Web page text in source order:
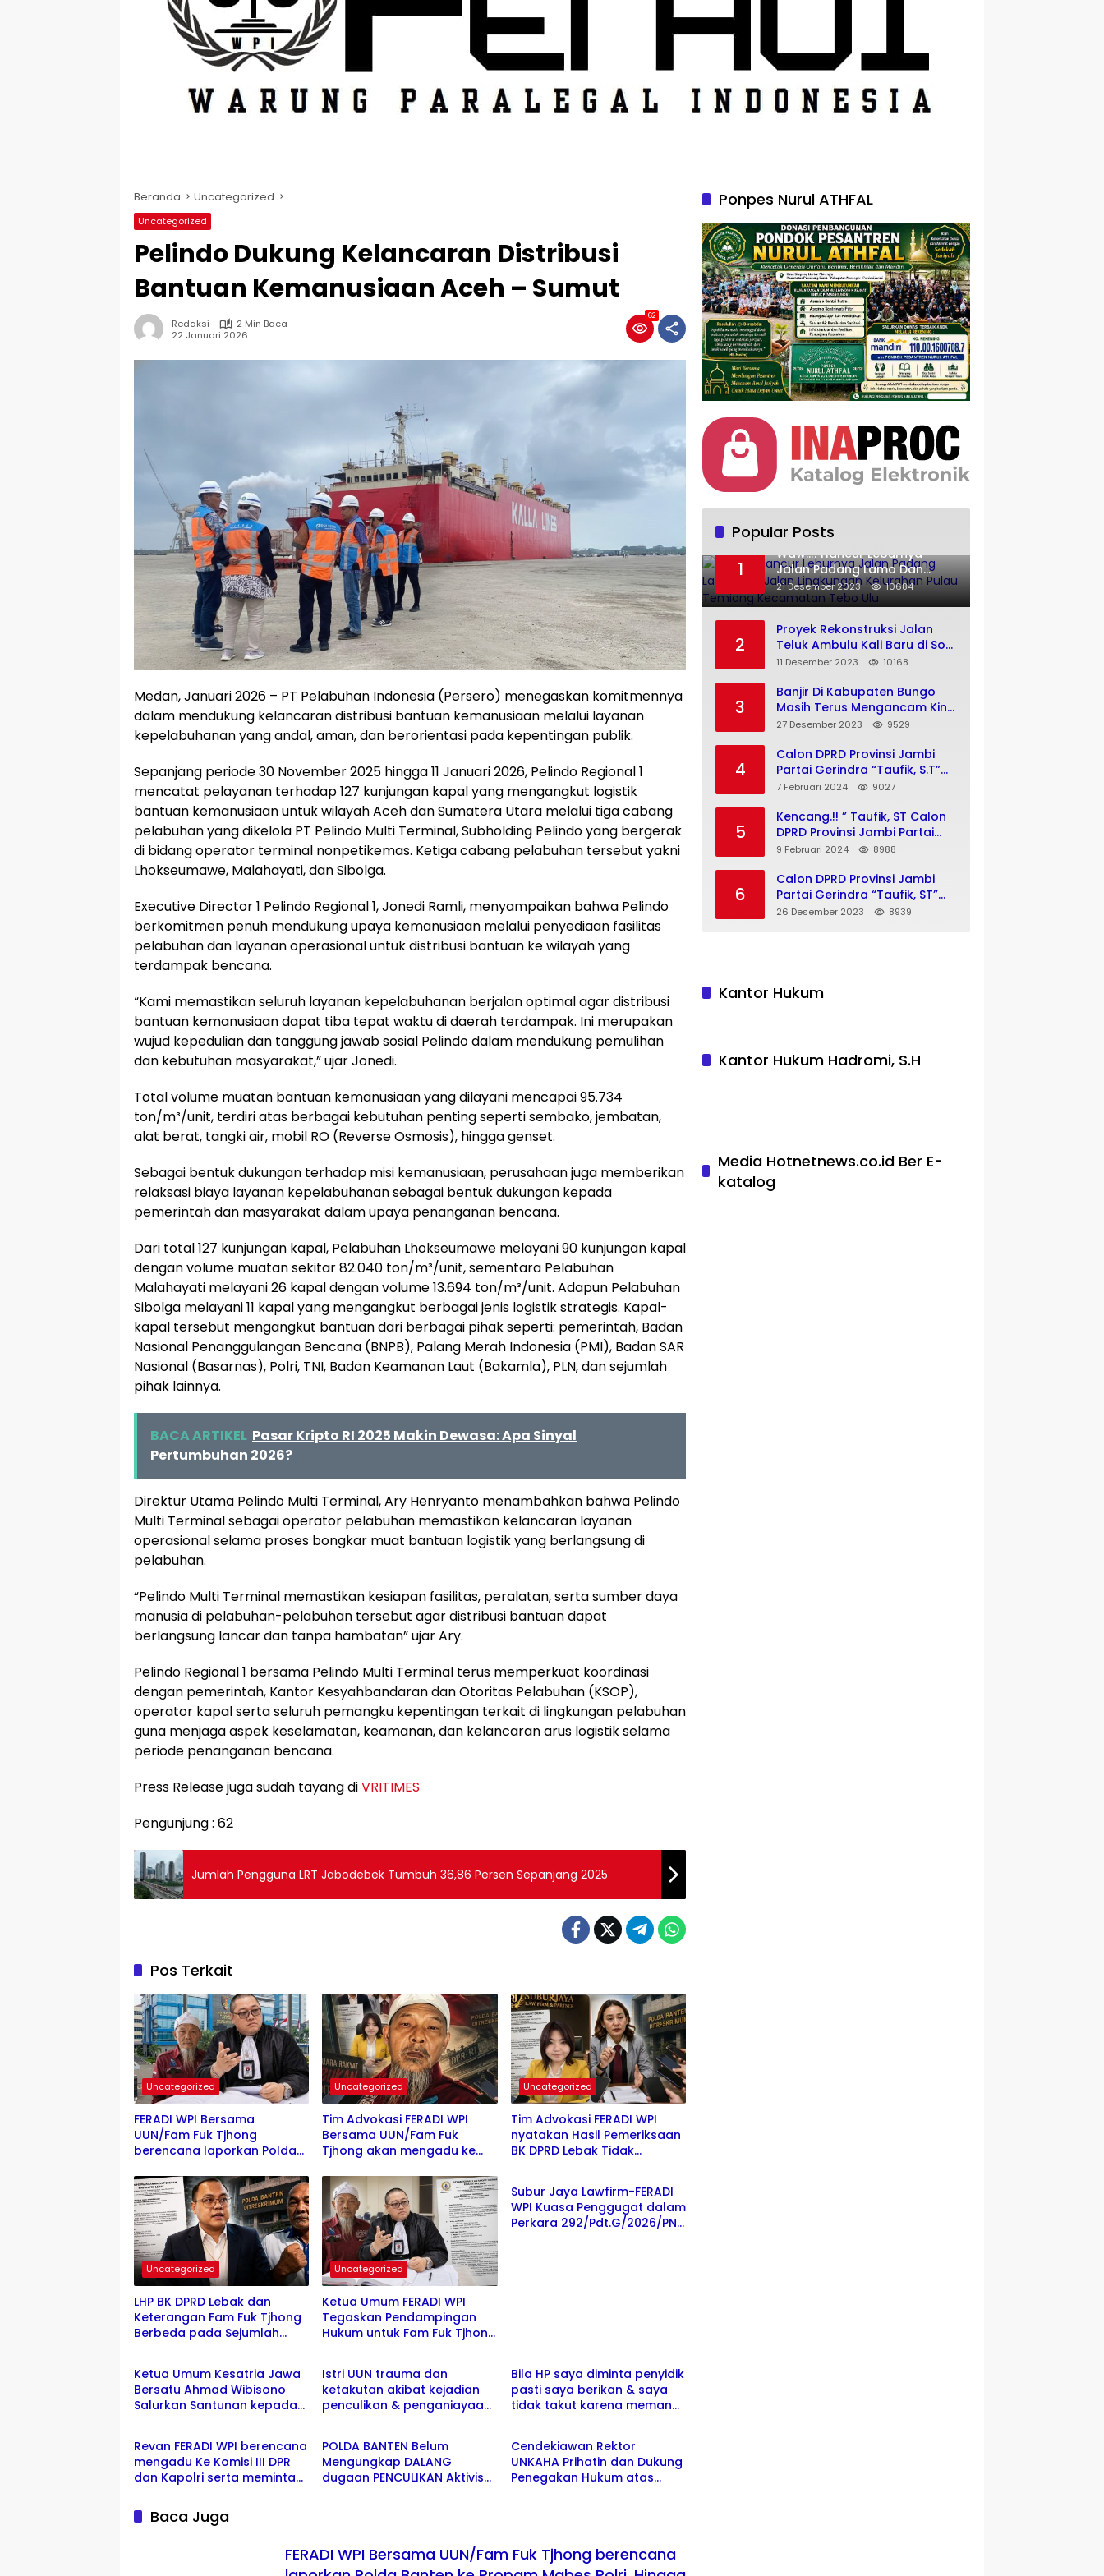
Beranda Uncategorized
Uncategorized
Pelindo Dukung Kelancaran Distribusi
Bantuan Kemanusiaan Aceh – Sumut
Redaksi
2 Min Baca
22 Januari 2026
62
Medan, Januari 2026 – PT Pelabuhan Indonesia (Persero) menegaskan komitmennya
dalam mendukung kelancaran distribusi bantuan kemanusiaan melalui layanan
kepelabuhanan yang andal, aman, dan berorientasi pada kepentingan publik.
Sepanjang periode 30 November 2025 hingga 11 Januari 2026, Pelindo Regional 1
mencatat pelayanan terhadap 127 kunjungan kapal yang mengangkut logistik
bantuan kemanusiaan untuk wilayah Aceh dan Sumatera Utara melalui tiga cabang
pelabuhan yang dikelola PT Pelindo Multi Terminal, Subholding Pelindo yang bergerak
di bidang operator terminal nonpetikemas. Ketiga cabang pelabuhan tersebut yakni
Lhokseumawe, Malahayati, dan Sibolga.
Executive Director 1 Pelindo Regional 1, Jonedi Ramli, menyampaikan bahwa Pelindo
berkomitmen penuh mendukung upaya kemanusiaan melalui penyediaan fasilitas
pelabuhan dan layanan operasional untuk distribusi bantuan ke wilayah yang
terdampak bencana.
“Kami memastikan seluruh layanan kepelabuhanan berjalan optimal agar distribusi
bantuan kemanusiaan dapat tiba tepat waktu di daerah terdampak. Ini merupakan
wujud kepedulian dan tanggung jawab sosial Pelindo dalam mendukung pemulihan
dan kebutuhan masyarakat,” ujar Jonedi.
Total volume muatan bantuan kemanusiaan yang dilayani mencapai 95.734
ton/m³/unit, terdiri atas berbagai kebutuhan penting seperti sembako, jembatan,
alat berat, tangki air, mobil RO (Reverse Osmosis), hingga genset.
Sebagai bentuk dukungan terhadap misi kemanusiaan, perusahaan juga memberikan
relaksasi biaya layanan kepelabuhanan sebagai bentuk dukungan kepada
pemerintah dan masyarakat dalam upaya penanganan bencana.
Dari total 127 kunjungan kapal, Pelabuhan Lhokseumawe melayani 90 kunjungan kapal
dengan volume muatan sekitar 82.040 ton/m³/unit, sementara Pelabuhan
Malahayati melayani 26 kapal dengan volume 13.694 ton/m³/unit. Adapun Pelabuhan
Sibolga melayani 11 kapal yang mengangkut berbagai jenis logistik strategis. Kapal-
kapal tersebut mengangkut bantuan dari berbagai pihak seperti: pemerintah, Badan
Nasional Penanggulangan Bencana (BNPB), Palang Merah Indonesia (PMI), Badan SAR
Nasional (Basarnas), Polri, TNI, Badan Keamanan Laut (Bakamla), PLN, dan sejumlah
pihak lainnya.
BACA ARTIKEL Pasar Kripto RI 2025 Makin Dewasa: Apa Sinyal
Pertumbuhan 2026?
Direktur Utama Pelindo Multi Terminal, Ary Henryanto menambahkan bahwa Pelindo
Multi Terminal sebagai operator pelabuhan memastikan kelancaran layanan
operasional selama proses bongkar muat bantuan logistik yang berlangsung di
pelabuhan.
“Pelindo Multi Terminal memastikan kesiapan fasilitas, peralatan, serta sumber daya
manusia di pelabuhan-pelabuhan tersebut agar distribusi bantuan dapat
berlangsung lancar dan tanpa hambatan” ujar Ary.
Pelindo Regional 1 bersama Pelindo Multi Terminal terus memperkuat koordinasi
dengan pemerintah, Kantor Kesyahbandaran dan Otoritas Pelabuhan (KSOP),
operator kapal serta seluruh pemangku kepentingan terkait di lingkungan pelabuhan
guna menjaga aspek keselamatan, keamanan, dan kelancaran arus logistik selama
periode penanganan bencana.
Press Release juga sudah tayang diVRITIMES
Pengunjung : 62
Jumlah Pengguna LRT Jabodebek Tumbuh 36,86 Persen Sepanjang 2025
Pos Terkait
Uncategorized
FERADI WPI Bersama
UUN/Fam Fuk Tjhong
berencana laporkan Polda
Polri, Hingga saat ini terduga
Dalang Penculikan UUN
diduga belum tersentuh
Hukum
Uncategorized
Tim Advokasi FERADI WPI
Bersama UUN/Fam Fuk
Tjhong akan mengadu ke
Kompolnas, Mohon keadilan
untuk Korban Penculikan
dan Pengroyokan
Uncategorized
Tim Advokasi FERADI WPI
nyatakan Hasil Pemeriksaan
BK DPRD Lebak Tidak
Eyang Uun
Uncategorized
LHP BK DPRD Lebak dan
Keterangan Fam Fuk Tjhong
Berbeda pada Sejumlah
Banten ujar Revan FERADI
WPI
Uncategorized
Ketua Umum FERADI WPI
Tegaskan Pendampingan
Hukum untuk Fam Fuk Tjhong
dan Hasil Pemeriksaan BK
Uncategorized
Subur Jaya Lawfirm-FERADI
WPI Kuasa Penggugat dalam
Perkara 292/Pdt.G/2026/PN
Uncategorized
Ketua Umum Kesatria Jawa
Bersatu Ahmad Wibisono
Salurkan Santunan kepada
Masyarakat
Uncategorized
Istri UUN trauma dan
ketakutan akibat kejadian
penculikan & penganiayaan
penyembuhan psikis korban
Bila HP saya diminta penyidik
pasti saya berikan & saya
tidak takut karena memang
fitnah ke saya” ujar Adv.
Cecilia Ketua DPD FERADI WPI
Banten
Uncategorized
Revan FERADI WPI berencana
mengadu Ke Komisi III DPR
dan Kapolri serta meminta
Eyang UUN / Fam Fuk Tjhong
Uncategorized
POLDA BANTEN Belum
Mengungkap DALANG
dugaan PENCULIKAN Aktivis
Jawa Tengah
Cendekiawan Rektor
UNKAHA Prihatin dan Dukung
Penegakan Hukum atas
Baca Juga
FERADI WPI Bersama UUN/Fam Fuk Tjhong berencana
Ponpes Nurul ATHFAL
Popular Posts
1
Waw..!! Hancur Leburnya
Jalan Padang Lamo Dan
Jalan Lingkungan Kelurahan
Pulau Temiang Kecamatan
21 Desember 2023 10684
2
Proyek Rekonstruksi Jalan
Teluk Ambulu Kali Baru di Soal
Warga
11 Desember 2023 10168
3
Banjir Di Kabupaten Bungo
Masih Terus Mengancam Kini
Air Merendam Rumah Warga
Kecamatan Jujuhan
Kabupaten Bungo
27 Desember 2023 9529
4
Calon DPRD Provinsi Jambi
Partai Gerindra “Taufik, S.T”
Siap Memenangkan Kompetisi
7 Februari 2024 9027
5
Kencang.!! ” Taufik, ST Calon
DPRD Provinsi Jambi Partai
Gerindra Melakukan Kegiatan
Politik Menuju Pemilu 2024
9 Februari 2024 8988
6
Calon DPRD Provinsi Jambi
Partai Gerindra “Taufik, ST”
Konsisten Menjalankan
26 Desember 2023 8939
Kantor Hukum
Kantor Hukum Hadromi, S.H
Media Hotnetnews.co.id Ber E-
katalog